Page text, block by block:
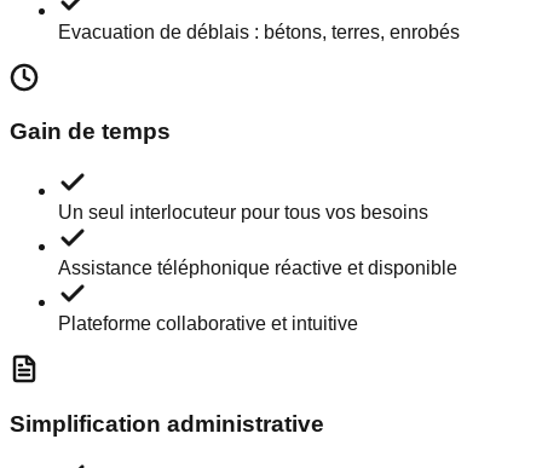
Evacuation de déblais : bétons, terres, enrobés
Gain de temps
Un seul interlocuteur pour tous vos besoins
Assistance téléphonique réactive et disponible
Plateforme collaborative et intuitive
Simplification administrative